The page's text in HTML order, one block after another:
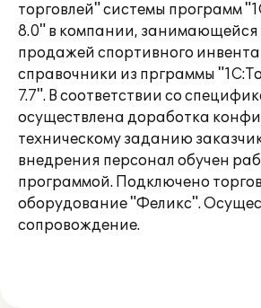
торговлей" системы программ
8.0" в компании, занимающейся
продажей спортивного
справочники из прграммы
7.7". В соответствии со
осуществлена доработка
техническому заданию
внедрения персонал обучен
программой. Подключено
оборудование "Феликс".
сопровождение.